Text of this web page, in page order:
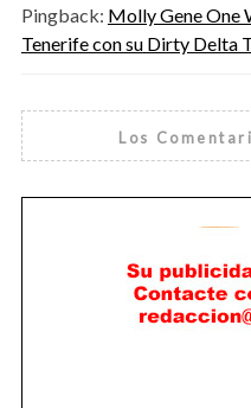
Pingback: Molly Gene One
Tenerife con su Dirty Delta
Los